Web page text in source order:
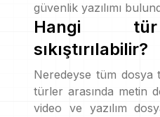
güvenlik yazılımı
Hangi
sıkıştırılabilir?
Neredeyse tüm dosya
türler arasında metin
video ve yazılım